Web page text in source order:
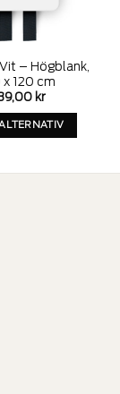
– Högblank,
x 120 cm
kr